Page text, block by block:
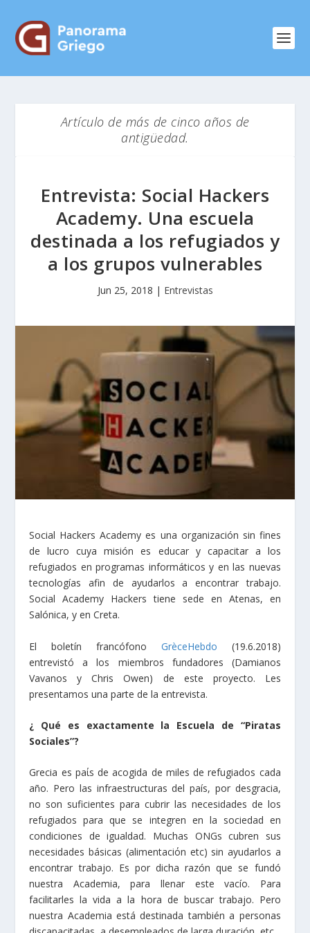
Artículo de más de cinco años de
antigüedad.
Entrevista: Social Hackers
Academy. Una escuela
destinada a los refugiados y
a los grupos vulnerables
Jun 25, 2018 | Entrevistas
Social Hackers Academy es una organización sin fines
de lucro cuya misión es educar y capacitar a los
refugiados en programas informáticos y en las nuevas
tecnologías afin de ayudarlos a encontrar trabajo.
Social Academy Hackers tiene sede en Atenas, en
Salónica, y en Creta.
El boletín francófono GrèceHebdo (19.6.2018)
entrevistó a los miembros fundadores (Damianos
Vavanos y Chris Owen) de este proyecto. Les
presentamos una parte de la entrevista.
¿ Qué es exactamente la Escuela de “Piratas
Sociales”?
Grecia es paίs de acogida de miles de refugiados cada
año. Pero las infraestructuras del país, por desgracia,
no son suficientes para cubrir las necesidades de los
refugiados para que se integren en la sociedad en
condiciones de igualdad. Muchas ONGs cubren sus
necesidades básicas (alimentaciόn etc) sin ayudarlos a
encontrar trabajo. Es por dicha razón que se fundó
nuestra Academia, para llenar este vacío. Para
facilitarles la vida a la hora de buscar trabajo. Pero
nuestra Academia está destinada también a personas